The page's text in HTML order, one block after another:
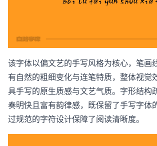
该字体以偏文艺的手写风格为核心，笔画
有自然的粗细变化与连笔特质，整体视觉
具手写的原生质感与文艺气质。字形结构
奏明快且富有韵律感，既保留了手写字体
过规范的字符设计保障了阅读清晰度。